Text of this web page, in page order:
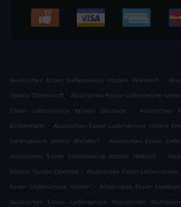
Asiatisches Essen Lieferservice Idstein Wörsdorf .
Idstein Oberauroff . Asiatisches Essen Lieferservice
Essen Lieferservice Idstein Dasbach
.
Asiatisches
Eschenhahn . Asiatisches Essen Lieferservice Idstein
Lieferservice Idstein Walsdorf . Asiatisches Essen
Asiatisches Essen Lieferservice Idstein Heftrich
.
Idstein Nieder-Oberrod . Asiatisches Essen
Essen Lieferservice Idstein
. Asiatisches Essen
Asiatisches Essen Lieferservice Hünstetten